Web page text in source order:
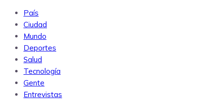
País
Ciudad
Mundo
Deportes
Salud
Tecnología
Gente
Entrevistas